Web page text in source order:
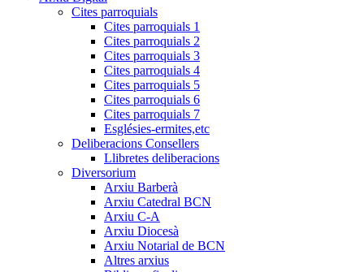
Cites parroquials
Cites parroquials 1
Cites parroquials 2
Cites parroquials 3
Cites parroquials 4
Cites parroquials 5
Cites parroquials 6
Cites parroquials 7
Esglésies-ermites,etc
Deliberacions Consellers
Llibretes deliberacions
Diversorium
Arxiu Barberà
Arxiu Catedral BCN
Arxiu C-A
Arxiu Diocesà
Arxiu Notarial de BCN
Altres arxius